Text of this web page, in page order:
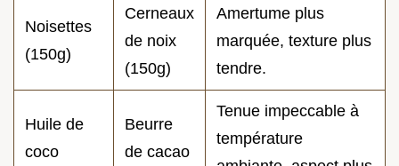
Noisettes
(150g)
Cerneaux
de noix
(150g)
Amertume plus
marquée, texture plus
tendre.
Huile de
coco
Beurre
de cacao
Tenue impeccable à
température